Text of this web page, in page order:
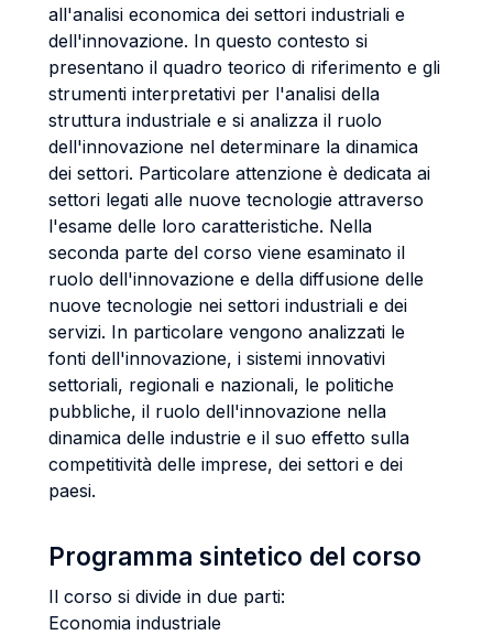
all'analisi economica dei settori industriali e
dell'innovazione. In questo contesto si
presentano il quadro teorico di riferimento e gli
strumenti interpretativi per l'analisi della
struttura industriale e si analizza il ruolo
dell'innovazione nel determinare la dinamica
dei settori. Particolare attenzione è dedicata ai
settori legati alle nuove tecnologie attraverso
l'esame delle loro caratteristiche. Nella
seconda parte del corso viene esaminato il
ruolo dell'innovazione e della diffusione delle
nuove tecnologie nei settori industriali e dei
servizi. In particolare vengono analizzati le
fonti dell'innovazione, i sistemi innovativi
settoriali, regionali e nazionali, le politiche
pubbliche, il ruolo dell'innovazione nella
dinamica delle industrie e il suo effetto sulla
competitività delle imprese, dei settori e dei
paesi.
Programma sintetico del corso
Il corso si divide in due parti:
Economia industriale